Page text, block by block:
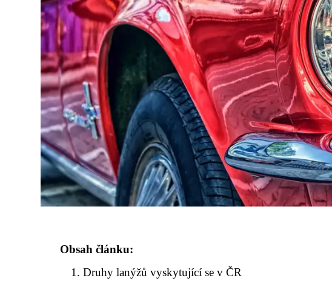
Obsah článku:
Druhy lanýžů vyskytující se v ČR